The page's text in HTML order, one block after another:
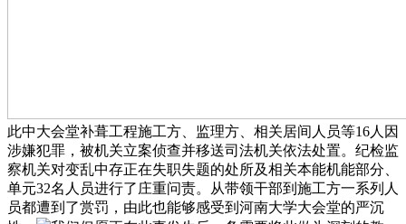
此中大会堂补葺工程施工方、监理方、相关居间人员等16人因
涉嫌犯罪，被机关立案侦查并移送司法机关依法处置。纪检监
察机关对变乱中存正在失职失题的处所及相关本能机能部分、
单元32名人员进行了庄重问责。从带领干部到施工方一系列人
员都遭到了赏罚，由此也能够感受到河南大学大会堂的严沉